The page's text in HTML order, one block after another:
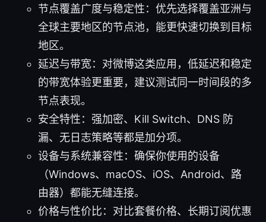
节点覆盖广度与稳定性：优先选择覆盖亚洲与
全球主要地区的节点池，能更快速切换到目标
地区。
延迟与带宽：对微博这类应用，低延迟和稳定
的带宽体验更重要，建议测试同一时间段的多
节点表现。
安全特性：强加密、Kill Switch、DNS 防
漏、无日志策略等都是加分项。
设备与系统兼容性：确保你使用的设备
（Windows、macOS、iOS、Android、路
由器）都能无缝连接。
价格与性价比：对比套餐价格、长期订阅优惠